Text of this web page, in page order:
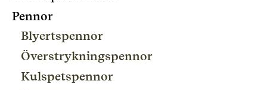
Pennor
Blyertspennor
Överstrykningspennor
Kulspetspennor